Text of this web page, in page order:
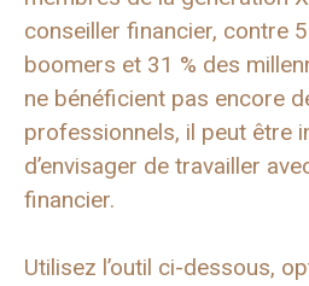
conseiller financier, contre
boomers et 31 % des
ne bénéficient pas encore
professionnels, il peut être
d’envisager de travailler
financier.
Utilisez l’outil ci-dessous,